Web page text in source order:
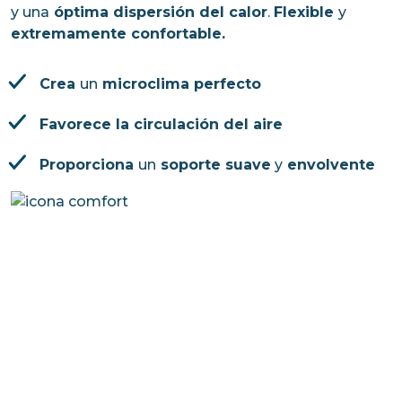
y una óptima dispersión del calor. Flexible y
extremamente confortable.
Crea un microclima perfecto
Favorece la circulación del aire
Proporciona un soporte suave y envolvente